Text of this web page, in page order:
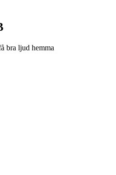
bra ljud hemma